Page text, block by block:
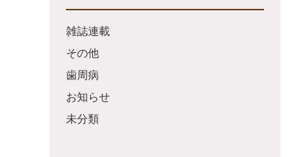
雑誌連載
その他
歯周病
お知らせ
未分類